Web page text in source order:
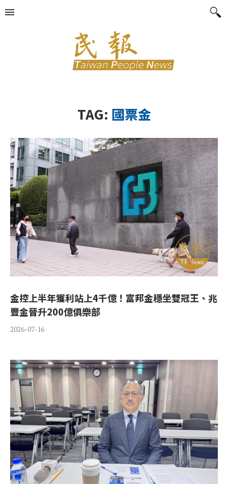
TAG: 國票金
金控上半年獲利站上4千億！富邦金穩坐雙冠王、兆
豐金晉升200億俱樂部
2026-07-16